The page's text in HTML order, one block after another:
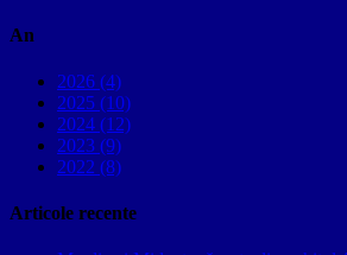
An
2026 (4)
2025 (10)
2024 (12)
2023 (9)
2022 (8)
Articole recente